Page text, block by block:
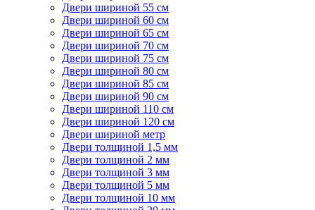
Двери шириной 55 см
Двери шириной 60 см
Двери шириной 65 см
Двери шириной 70 см
Двери шириной 75 см
Двери шириной 80 см
Двери шириной 85 см
Двери шириной 90 см
Двери шириной 110 см
Двери шириной 120 см
Двери шириной метр
Двери толщиной 1,5 мм
Двери толщиной 2 мм
Двери толщиной 3 мм
Двери толщиной 5 мм
Двери толщиной 10 мм